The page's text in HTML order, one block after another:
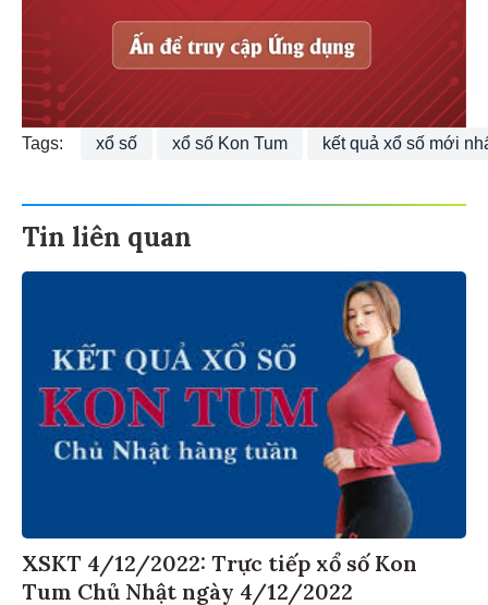
Tags: xổ số xổ số Kon Tum kết quả xổ số mới
Tin liên quan
XSKT 4/12/2022: Trực tiếp xổ số Kon
Tum Chủ Nhật ngày 4/12/2022